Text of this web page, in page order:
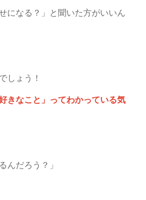
になる？」と聞いた方がいいん
しょう！
好きなこと」ってわかっている気
んだろう？」